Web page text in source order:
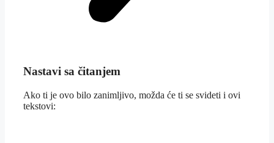
Nastavi sa čitanjem
Ako ti je ovo bilo zanimljivo, možda će ti se svideti i ovi
tekstovi: